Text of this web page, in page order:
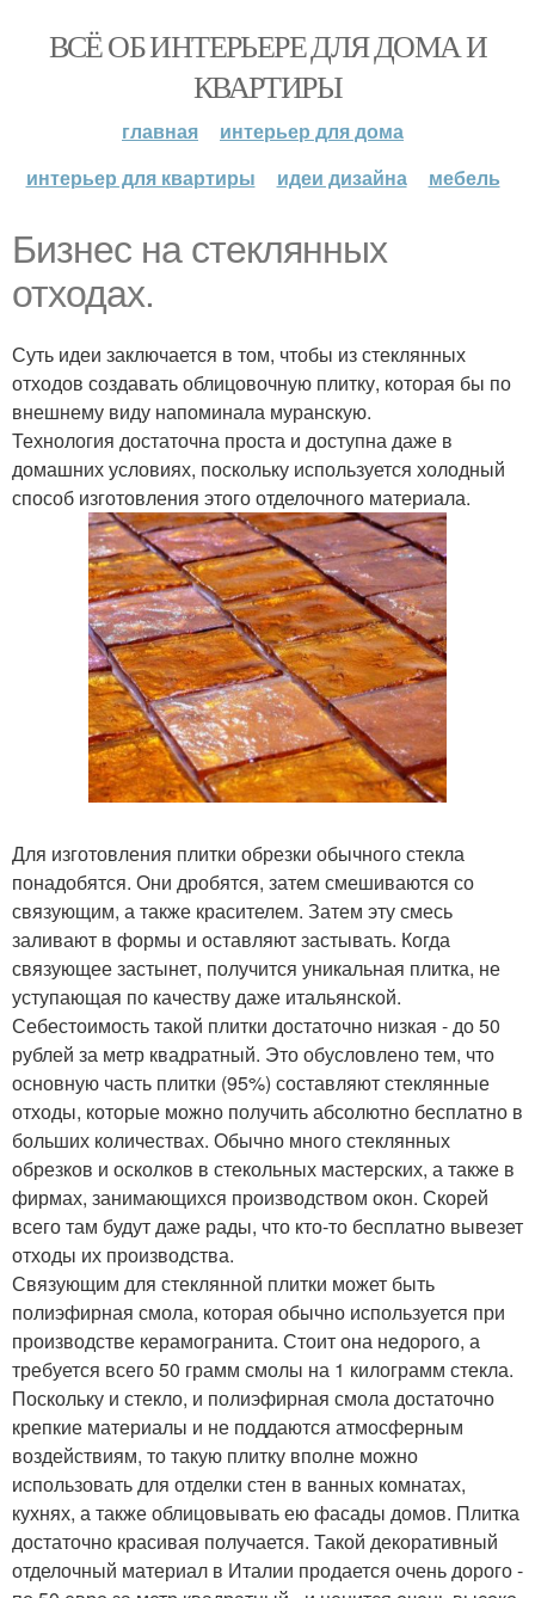
ВСЁ ОБ ИНТЕРЬЕРЕ ДЛЯ ДОМА И
КВАРТИРЫ
главная
интерьер для дома
интерьер для квартиры
идеи дизайна мебель
Бизнес на стеклянных
отходах.
Суть идеи заключается в том, чтобы из стеклянных
отходов создавать облицовочную плитку, которая бы по
внешнему виду напоминала муранскую.
Технология достаточна проста и доступна даже в
домашних условиях, поскольку используется холодный
способ изготовления этого отделочного материала.
Для изготовления плитки обрезки обычного стекла
понадобятся. Они дробятся, затем смешиваются со
связующим, а также красителем. Затем эту смесь
заливают в формы и оставляют застывать. Когда
связующее застынет, получится уникальная плитка, не
уступающая по качеству даже итальянской.
Себестоимость такой плитки достаточно низкая - до 50
рублей за метр квадратный. Это обусловлено тем, что
основную часть плитки (95%) составляют стеклянные
отходы, которые можно получить абсолютно бесплатно в
больших количествах. Обычно много стеклянных
обрезков и осколков в стекольных мастерских, а также в
фирмах, занимающихся производством окон. Скорей
всего там будут даже рады, что кто-то бесплатно вывезет
отходы их производства.
Связующим для стеклянной плитки может быть
полиэфирная смола, которая обычно используется при
производстве керамогранита. Стоит она недорого, а
требуется всего 50 грамм смолы на 1 килограмм стекла.
Поскольку и стекло, и полиэфирная смола достаточно
крепкие материалы и не поддаются атмосферным
воздействиям, то такую плитку вполне можно
использовать для отделки стен в ванных комнатах,
кухнях, а также облицовывать ею фасады домов. Плитка
достаточно красивая получается. Такой декоративный
отделочный материал в Италии продается очень дорого -